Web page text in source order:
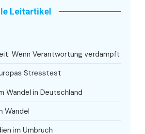
Leitartikel
Wenn Verantwortung verdampft
Stresstest
Wandel in Deutschland
Wandel
im Umbruch